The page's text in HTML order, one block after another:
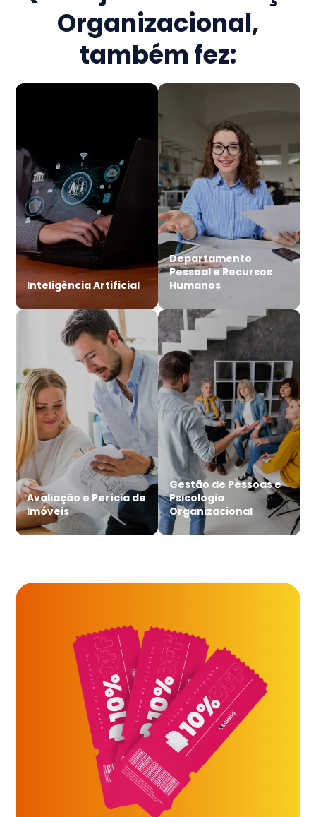
Organizacional,
também fez:
Inteligência Artificial
Departamento
Pessoal e Recursos
Humanos
Avaliação e Perícia de
Imóveis
Gestão de Pessoas e
Psicologia
Organizacional